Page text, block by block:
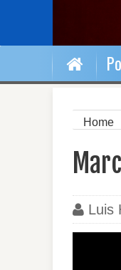
Home
Luis